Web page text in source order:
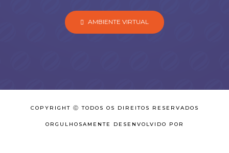
AMBIENTE VIRTUAL
COPYRIGHT Ⓒ TODOS OS DIREITOS RESERVADOS
ORGULHOSAMENTE DESENVOLVIDO POR